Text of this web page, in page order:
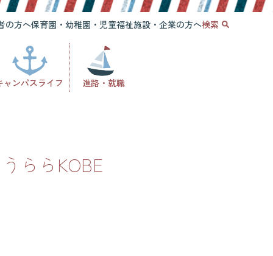
の方へ保育園・幼稚園・児童福祉施設・企業の方へ検索
ャンパスライフ 進路・就職
ららKOBE